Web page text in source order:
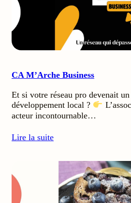
CA M’Arche Business
Et si votre réseau pro devenait
développement local ?
acteur incontournable…
Lire la suite